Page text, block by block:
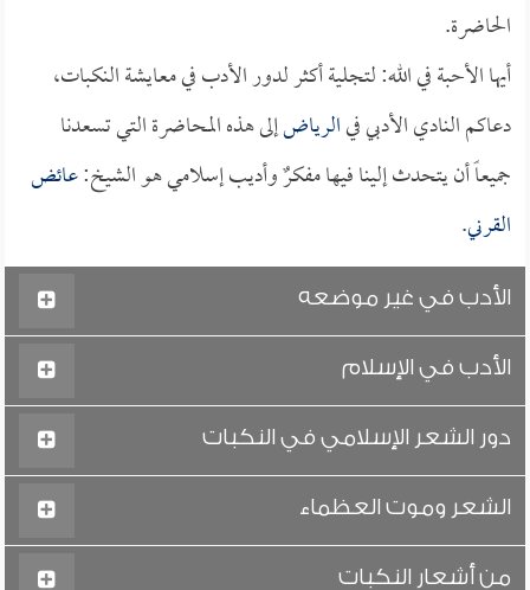
الحاضرة.
أيها الأحبة في الله: لتجلية أكثر لدور الأدب في معايشة النكبات،
دعاكم النادي الأدبي فيالرياضإلى هذه المحاضرة التي تسعدنا
جميعاً أن يتحدث إلينا فيها مفكرٌ وأديب إسلامي هو الشيخ:عائض
القرني.
الأدب في غير موضعه
الأدب في الإسلام
دور الشعر الإسلامي في النكبات
الشعر وموت العظماء
من أشعار النكبات